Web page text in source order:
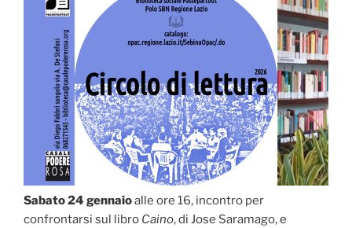
Sabato 24 gennaioalle ore 16, incontro per
confrontarsi sul libro Caino, di Jose Saramago, e